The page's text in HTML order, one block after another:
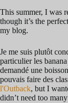
This summer, I was
though it’s the
my blog.
Je me suis plutôt
particulier les
demandé une
pouvais faire des
l'Outback, but I
didn’t need too